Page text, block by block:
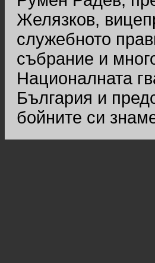
Желязков,
служебното
събрание и
Националната
България и
бойните си